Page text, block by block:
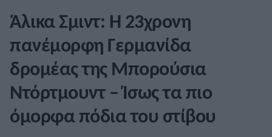
Άλικα Σμιντ: Η 23χρονη
πανέμορφη Γερμανίδα
δρομέας της Μπορούσια
Ντόρτμουντ – Ίσως τα πιο
όμορφα πόδια του στίβου